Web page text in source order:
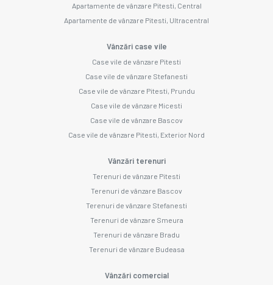
Apartamente de vânzare Pitesti, Central
Apartamente de vânzare Pitesti, Ultracentral
Vânzări case vile
Case vile de vânzare Pitesti
Case vile de vânzare Stefanesti
Case vile de vânzare Pitesti, Prundu
Case vile de vânzare Micesti
Case vile de vânzare Bascov
Case vile de vânzare Pitesti, Exterior Nord
Vânzări terenuri
Terenuri de vânzare Pitesti
Terenuri de vânzare Bascov
Terenuri de vânzare Stefanesti
Terenuri de vânzare Smeura
Terenuri de vânzare Bradu
Terenuri de vânzare Budeasa
Vânzări comercial